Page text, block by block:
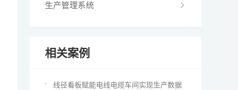
生产管理系统
相关案例
线径看板赋能电线电缆车间实现生产数据